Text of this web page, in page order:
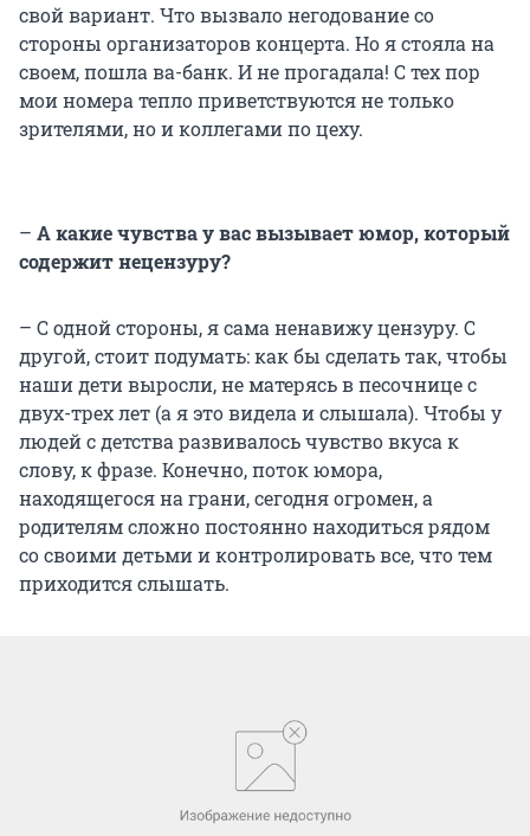
свой вариант. Что вызвало негодование со
стороны организаторов концерта. Но я стояла на
своем, пошла ва-банк. И не прогадала! С тех пор
мои номера тепло приветствуются не только
зрителями, но и коллегами по цеху.
– А какие чувства у вас вызывает юмор, который
содержит нецензуру?
– С одной стороны, я сама ненавижу цензуру. С
другой, стоит подумать: как бы сделать так, чтобы
наши дети выросли, не матерясь в песочнице с
двух-трех лет (а я это видела и слышала). Чтобы у
людей с детства развивалось чувство вкуса к
слову, к фразе. Конечно, поток юмора,
находящегося на грани, сегодня огромен, а
родителям сложно постоянно находиться рядом
со своими детьми и контролировать все, что тем
приходится слышать.